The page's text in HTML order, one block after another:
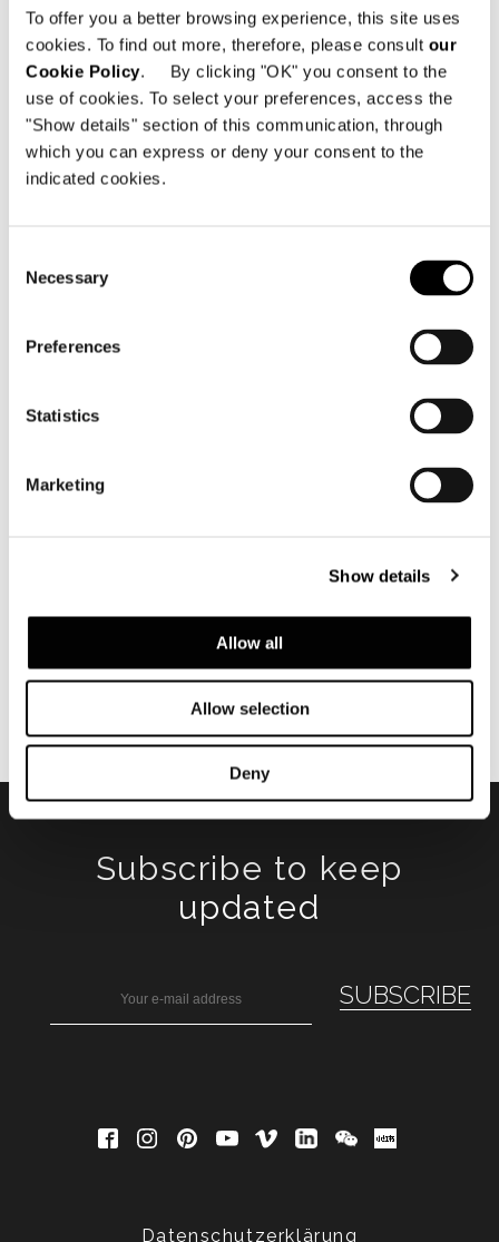
To offer you a better browsing experience, this site uses
cookies. To find out more, therefore, please consult our
Cookie Policy. By clicking "OK" you consent to the
use of cookies. To select your preferences, access the
"Show details" section of this communication, through
which you can express or deny your consent to the
indicated cookies.
Selection
Necessary
Preferences
Statistics
Marketing
Show details
Allow all
Allow selection
Deny
VIEW GALLERY
Subscribe to keep
updated
Datenschutzerklärung